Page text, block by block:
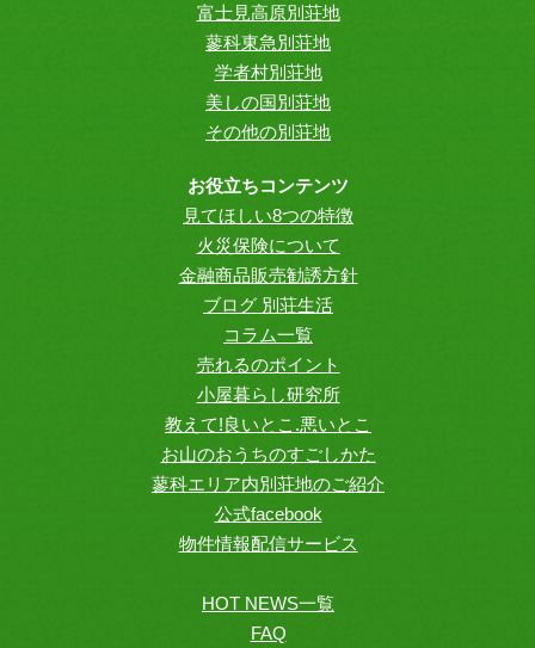
富士見高原別荘地
蓼科東急別荘地
学者村別荘地
美しの国別荘地
その他の別荘地
お役立ちコンテンツ
見てほしい8つの特徴
火災保険について
金融商品販売勧誘方針
ブログ 別荘生活
コラム一覧
売れるのポイント
小屋暮らし研究所
教えて!良いとこ.悪いとこ
お山のおうちのすごしかた
蓼科エリア内別荘地のご紹介
公式facebook
物件情報配信サービス
HOT NEWS一覧
FAQ